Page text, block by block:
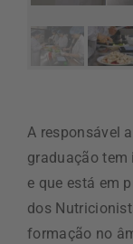
A responsável
graduação
e que está em
dos
formação no